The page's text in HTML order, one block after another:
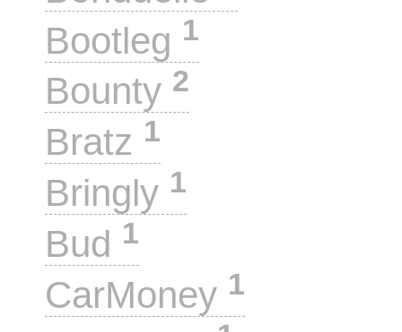
Bootleg 1
Bounty 2
Bratz 1
Bringly 1
Bud 1
CarMoney 1